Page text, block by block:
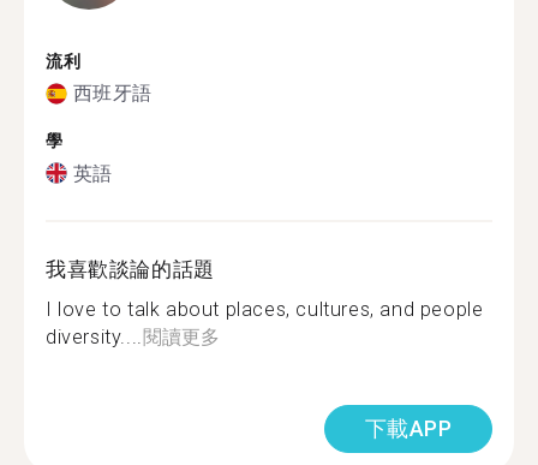
流利
西班牙語
學
英語
我喜歡談論的話題
I love to talk about places, cultures, and people
diversity.... 閱讀更多
下載APP